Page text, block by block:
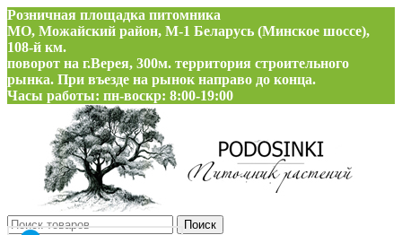
Розничная площадка питомника
МО, Можайский район, М-1 Беларусь (Минское шоссе),
108-й км.
поворот на г.Верея, 300м. территория строительного
рынка. При въезде на рынок направо до конца.
Часы работы: пн-воскр: 8:00-19:00
Поиск